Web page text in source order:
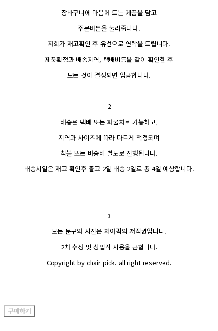
장바구니에 마음에 드는 제품을 담고
주문버튼을 눌러줍니다.
저희가 재고확인 후 유선으로 연락을 드립니다.
제품확정과 배송지역, 택배비등을 같이 확인한 후
모든 것이 결정되면 입금합니다.
2
배송은 택배 또는 화물차로 가능하고,
지역과 사이즈에 따라 다르게 책정되며
착불 또는 배송비 별도로 진행됩니다.
배송시일은 재고 확인후 출고 2일 배송 2일로 총 4일 예상합니다.
3
모든 문구와 사진은 체어픽의 저작권입니다.
2차 수정 및 상업적 사용을 금합니다.
Copyright by chair pick. all right reserved.
구매하기